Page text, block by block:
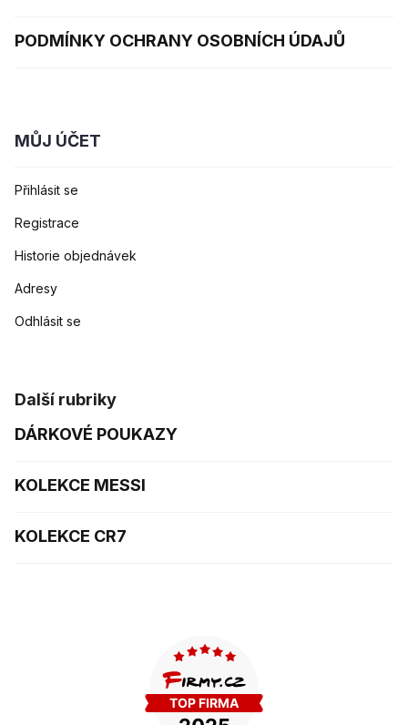
PODMÍNKY OCHRANY OSOBNÍCH ÚDAJŮ
MŮJ ÚČET
Přihlásit se
Registrace
Historie objednávek
Adresy
Odhlásit se
Další rubriky
DÁRKOVÉ POUKAZY
KOLEKCE MESSI
KOLEKCE CR7